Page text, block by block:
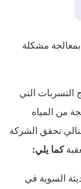
بمعالجة مشكلة
التسربات التي
من المياه
تحقق الشركة
كما يلي:
السوية في